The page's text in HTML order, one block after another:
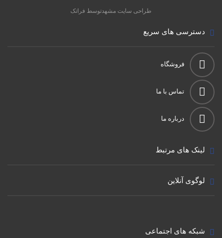
طراحی سایت مشهدتوسط فراتک
دسترسی های سریع
فروشگاه
تماس با ما
درباره ما
لینک های مرتبط
لوگوی آنلاین
شبکه های اجتماعی